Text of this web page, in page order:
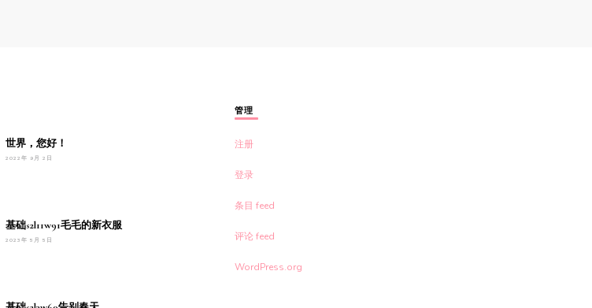
世界，您好！
2022年 9月 2日
基础s2l11w91毛毛的新衣服
2023年 5月 5日
管理
注册
登录
条目 feed
评论 feed
WordPress.org